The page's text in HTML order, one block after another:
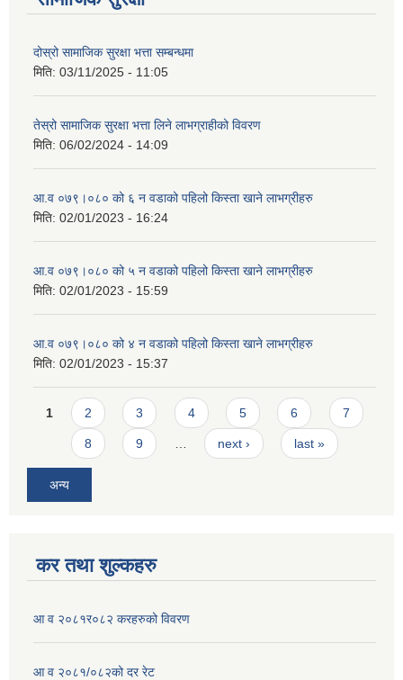
दोस्रो सामाजिक सुरक्षा भत्ता सम्बन्धमा
मिति: 03/11/2025 - 11:05
तेस्रो सामाजिक सुरक्षा भत्ता लिने लाभग्राहीको विवरण
मिति: 06/02/2024 - 14:09
आ.व ०७९।०८० को ६ न‌‍ वडाको पहिलो किस्ता खाने लाभग्रीहरु
मिति: 02/01/2023 - 16:24
आ.व ०७९।०८० को ५ न‌‍ वडाको पहिलो किस्ता खाने लाभग्रीहरु
मिति: 02/01/2023 - 15:59
आ.व ०७९।०८० को ४ न‌‍ वडाको पहिलो किस्ता खाने लाभग्रीहरु
मिति: 02/01/2023 - 15:37
Pages
1 2 3 4 5 6 7
8 9 next › last »
अन्य
कर तथा शुल्कहरु
आ व २०८१र०८२ करहरुको विवरण
आ व २०८१/०८२को दर रेट